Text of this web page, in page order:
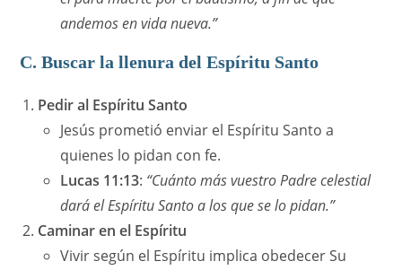
andemos en vida nueva.”
C. Buscar la llenura del Espíritu Santo
Pedir al Espíritu Santo
Jesús prometió enviar el Espíritu Santo a
quienes lo pidan con fe.
Lucas 11:13: “Cuánto más vuestro Padre celestial
dará el Espíritu Santo a los que se lo pidan.”
Caminar en el Espíritu
Vivir según el Espíritu implica obedecer Su